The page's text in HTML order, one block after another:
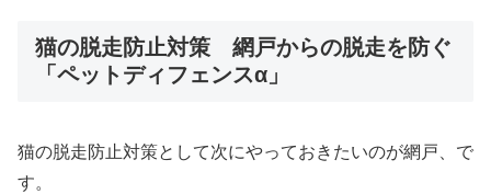
猫の脱走防止対策 網戸からの脱走を防ぐ
「ペットディフェンスα」
猫の脱走防止対策として次にやっておきたいのが網戸、で
す。